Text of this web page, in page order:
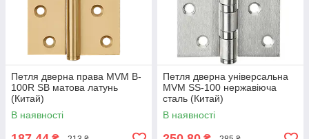
Петля дверна права MVM B-
100R SB матова латунь
(Китай)
В наявності
Петля дверна універсальна
MVM SS-100 нержавіюча
сталь (Китай)
В наявності